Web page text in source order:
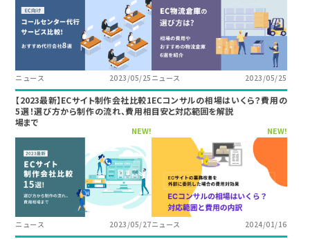
ニュース 2023/05/25 ニュース 2023/05/25
【2023最新】ECサイト制作会社比較1
5選！選び方から制作の流れ、費用相
場まで
NEW!
ニュース 2023/05/27
ECコンサルの相場はいくら？費用の
目安と対応範囲を解説
NEW!
ニュース 2024/01/16